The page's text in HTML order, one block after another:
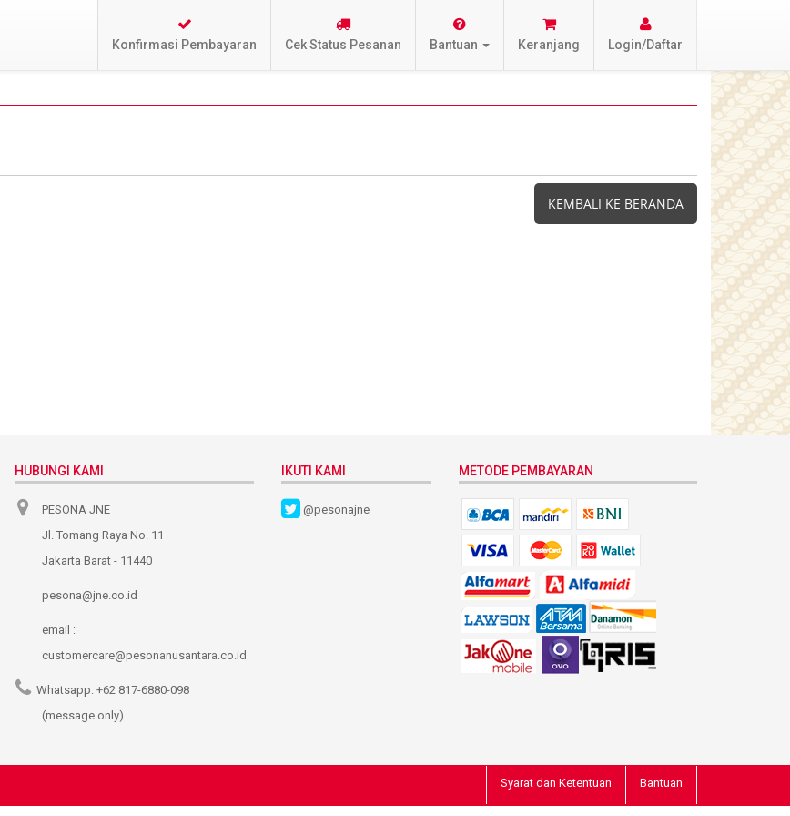
Konfirmasi Pembayaran Cek Status Pesanan Bantuan Keranjang Login/Daftar
KEMBALI KE BERANDA
HUBUNGI KAMI
PESONA JNE
Jl. Tomang Raya No. 11
Jakarta Barat - 11440
pesona@jne.co.id
email :
customercare@pesonanusantara.co.id
Whatsapp: +62 817-6880-098
(message only)
IKUTI KAMI
@pesonajne
METODE PEMBAYARAN
Syarat dan Ketentuan Bantuan